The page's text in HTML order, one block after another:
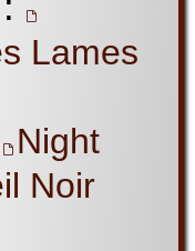
Lames
Night
Noir